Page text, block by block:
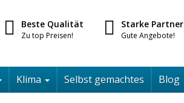
Beste Qualität
Zu top Preisen!
Starke Partner
Gute Angebote!
Klima Selbst gemachtes Blog